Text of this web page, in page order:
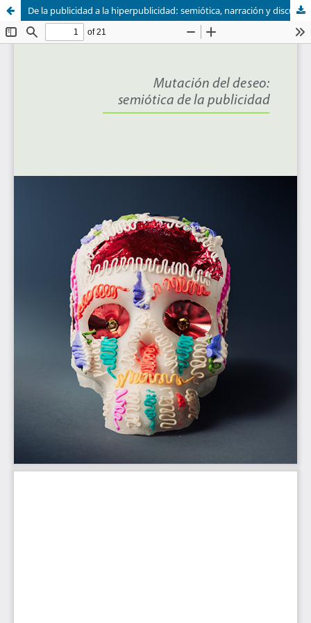
De la publicidad a la hiperpublicidad: semiótica, narración y discurso